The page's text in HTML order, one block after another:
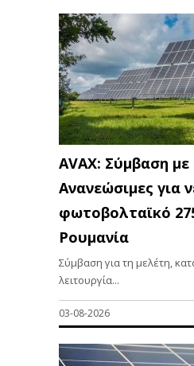
AVAX: Σύμβαση
Ανανεώσιμες για
φωτοβολταϊκό
Ρουμανία
Σύμβαση για τη μελέτη,
λειτουργία...
03-08-2026